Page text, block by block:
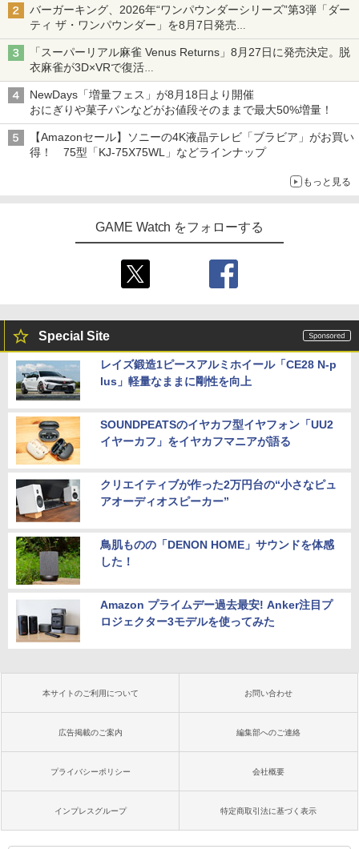
バーガーキング、2026年“ワンパウンダーシリーズ”第3弾「ダー
ティ ザ・ワンパウンダー」を8月7日発売
「特製ガーリックマヨソース」を使用した超大型チーズバーガー
「スーパーリアル麻雀 Venus Returns」8月27日に発売決定。脱
衣麻雀が3D×VRで復活
発売から2週間は20%オフになるセールが実施
NewDays「増量フェス」が8月18日より開催
おにぎりや菓子パンなどがお値段そのままで最大50%増量！
【Amazonセール】ソニーの4K液晶テレビ「ブラビア」がお買い
得！ 75型「KJ-75X75WL」などラインナップ
もっと見る
GAME Watch をフォローする
Special Site
レイズ鍛造1ピースアルミホイール「CE28 N-p
lus」軽量なままに剛性を向上
SOUNDPEATSのイヤカフ型イヤフォン「UU2
イヤーカフ」をイヤカフマニアが語る
クリエイティブが作った2万円台の“小さなピュ
アオーディオスピーカー”
鳥肌ものの「DENON HOME」サウンドを体感
した！
Amazon プライムデー過去最安! Anker注目プ
ロジェクター3モデルを使ってみた
本サイトのご利用について お問い合わせ
広告掲載のご案内 編集部へのご連絡
プライバシーポリシー 会社概要
インプレスグループ 特定商取引法に基づく表示